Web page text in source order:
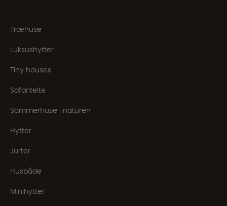
Træhuse
Luksushytter
Tiny houses
Safaritelte
Sommerhuse i naturen
Hytter
Jurter
Husbåde
Minihytter